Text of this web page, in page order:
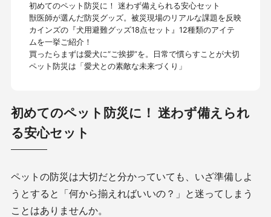
初めてのペット防災に！ 迷わず備えられる安心セット
獣医師が選んだ防災グッズ。被災現場のリアルな課題を反映
カインズの『犬用避難グッズ18点セット』12種類のアイテ
ムを一挙ご紹介！
買ったらまずは愛犬に“ご挨拶”を。日常で慣らすことが大切
ペット防災は「愛犬との素敵な未来づくり」
初めてのペット防災に！ 迷わず備えられ
る安心セット
ペットの防災は大切だと分かっていても、いざ準備しよ
うとすると「何から揃えればいいの？」と迷ってしまう
ことはありませんか。